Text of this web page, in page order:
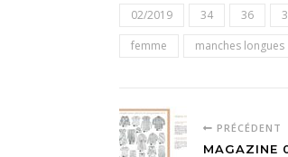
02/2019 34 36
femme
manches longues
PRÉCÉDENT
MAGAZINE